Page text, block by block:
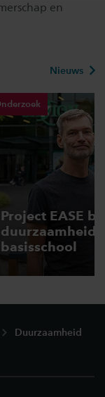
en
Nieuws
Project EASE
duurzaamheid
basisschool
Duurzaamheid